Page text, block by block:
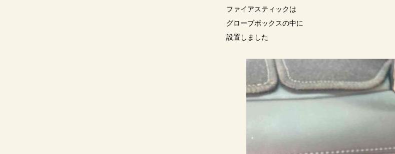
ファイアスティックは
グローブボックスの中に
設置しました